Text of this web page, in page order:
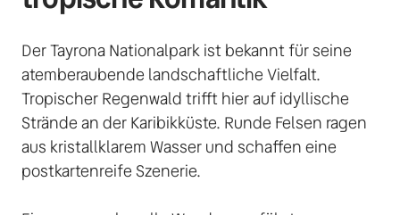
Der Tayrona Nationalpark ist bekannt für seine
atemberaubende landschaftliche Vielfalt.
Tropischer Regenwald trifft hier auf idyllische
Strände an der Karibikküste. Runde Felsen ragen
aus kristallklarem Wasser und schaffen eine
postkartenreife Szenerie.